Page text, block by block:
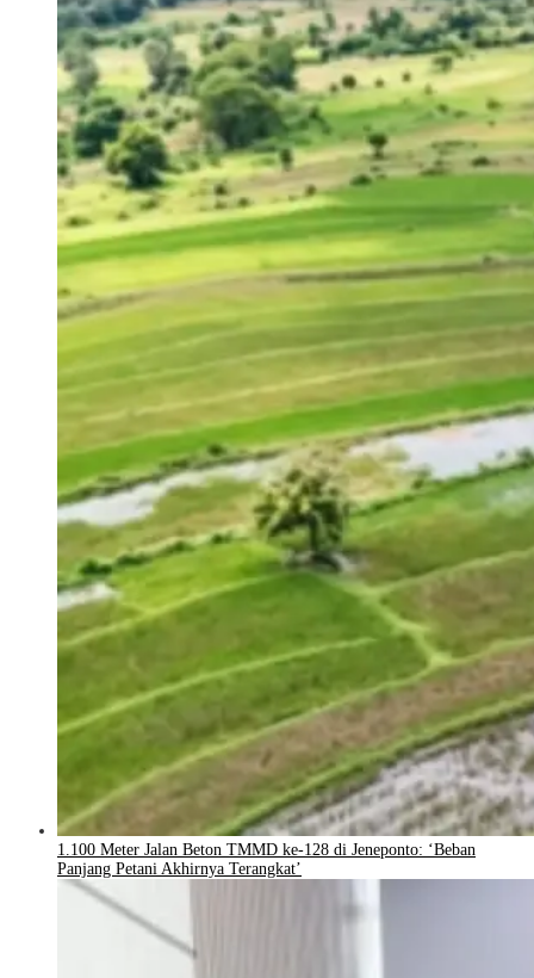
1.100 Meter Jalan Beton TMMD ke-128 di Jeneponto: ‘Beban
Panjang Petani Akhirnya Terangkat’